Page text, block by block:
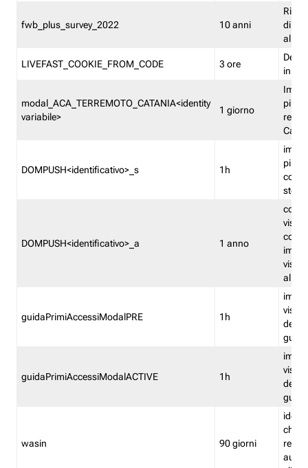
fwb_plus_survey_2022 10 anni
di
LIVEFAST_COOKIE_FROM_CODE 3 ore
in
modal_ACA_TERREMOTO_CATANIA<identity
variabile>
1 giorno
più
DOMPUSH<identificativo>_s 1h
più
DOMPUSH<identificativo>_a 1 anno
guidaPrimiAccessiModalPRE 1h
della
guidaPrimiAccessiModalACTIVE 1h
della
wasin 90 giorni
che
rete